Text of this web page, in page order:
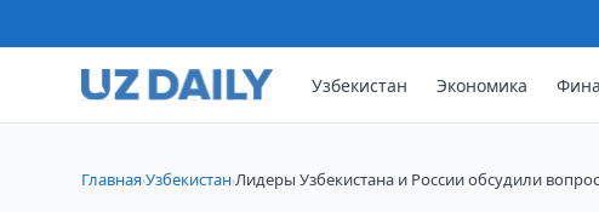
Узбекистан Экономика
Главная›Узбекистан›Лидеры Узбекистана и России обсудили